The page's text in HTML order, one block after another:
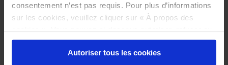
consentement n’est pas requis. Pour plus d’informations
sur les cookies, veuillez cliquer sur « À propos des
cookies ». Vous pouvez ci-dessous autoriser, refuser ou
sélectionner les cookies selon les finalités via l'onglet
« Détails ». À tout moment, vous pouvez modifier votre
Autoriser tous les cookies